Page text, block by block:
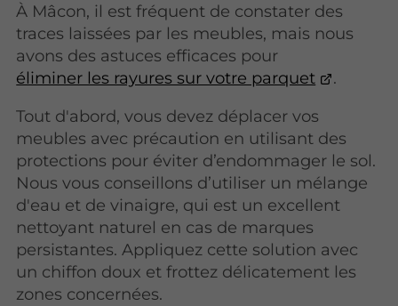
À Mâcon, il est fréquent de constater des
traces laissées par les meubles, mais nous
avons des astuces efficaces pour
éliminer les rayures sur votre parquet
.
Tout d'abord, vous devez déplacer vos
meubles avec précaution en utilisant des
protections pour éviter d’endommager le sol.
Nous vous conseillons d’utiliser un mélange
d'eau et de vinaigre, qui est un excellent
nettoyant naturel en cas de marques
persistantes. Appliquez cette solution avec
un chiffon doux et frottez délicatement les
zones concernées.